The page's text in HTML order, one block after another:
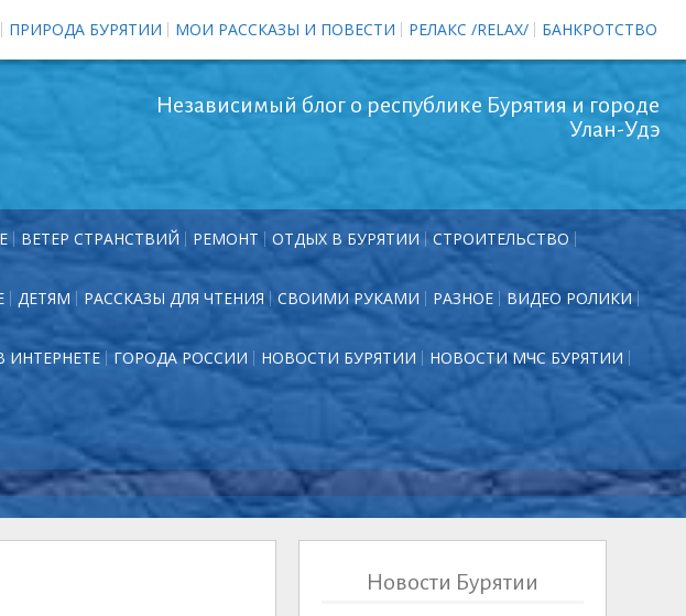
ПРИРОДА БУРЯТИИ МОИ РАССКАЗЫ И ПОВЕСТИ РЕЛАКС /RELAX/ БАНКРОТСТВО
Независимый блог о республике Бурятия и городе
Улан-Удэ
ВЕТЕР СТРАНСТВИЙ РЕМОНТ ОТДЫХ В БУРЯТИИ СТРОИТЕЛЬСТВО
ДЕТЯМ РАССКАЗЫ ДЛЯ ЧТЕНИЯ СВОИМИ РУКАМИ РАЗНОЕ ВИДЕО РОЛИКИ
ИНТЕРНЕТЕ ГОРОДА РОССИИ НОВОСТИ БУРЯТИИ НОВОСТИ МЧС БУРЯТИИ
Новости Бурятии